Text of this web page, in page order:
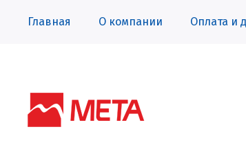
Главная О компании Оплата и